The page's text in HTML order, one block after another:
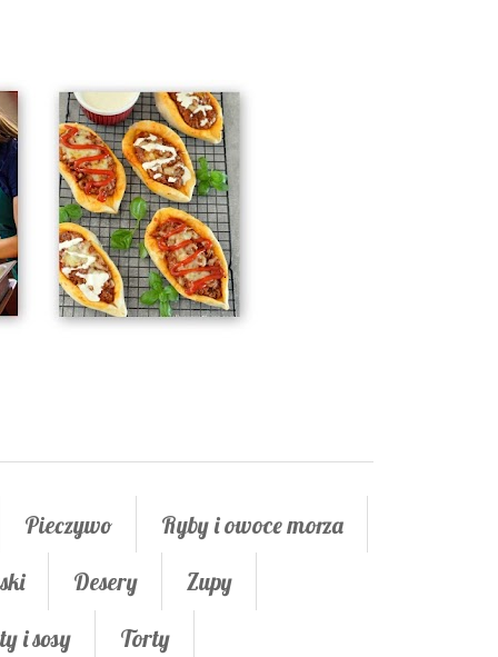
Pieczywo
Ryby i owoce morza
Desery
Zupy
i sosy Torty